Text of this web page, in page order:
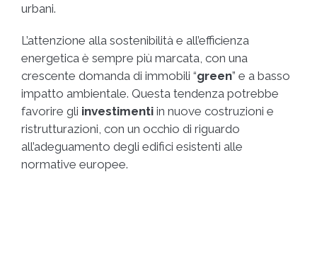
urbani.
L’attenzione alla sostenibilità e all’efficienza
energetica è sempre più marcata, con una
crescente domanda di immobili “green” e a basso
impatto ambientale. Questa tendenza potrebbe
favorire gli investimenti in nuove costruzioni e
ristrutturazioni, con un occhio di riguardo
all’adeguamento degli edifici esistenti alle
normative europee.